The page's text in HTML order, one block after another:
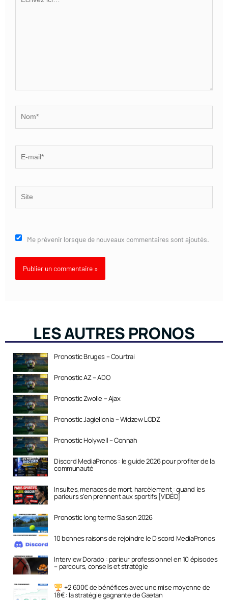
ici…
mail*
Me prévenir lorsque de nouveaux commentaires sont ajoutés.
LES AUTRES PRONOS
Pronostic Bruges – Courtrai
Pronostic AZ – ADO
Pronostic Zwolle – Ajax
Pronostic Jagiellonia – Widzew LODZ
Pronostic Holywell – Connah
Discord MediaPronos : le guide 2026 pour profiter de la
communauté
Insultes, menaces de mort, harcèlement : quand les
parieurs s’en prennent aux sportifs [VIDÉO]
Pronostic long terme Saison 2026
10 bonnes raisons de rejoindre le Discord MediaPronos
Interview Dorado : parieur professionnel en 10 épisodes
– parcours, conseils et stratégie
+2 600€ de bénéfices avec une mise moyenne de
18€ : la stratégie gagnante de Gaetan